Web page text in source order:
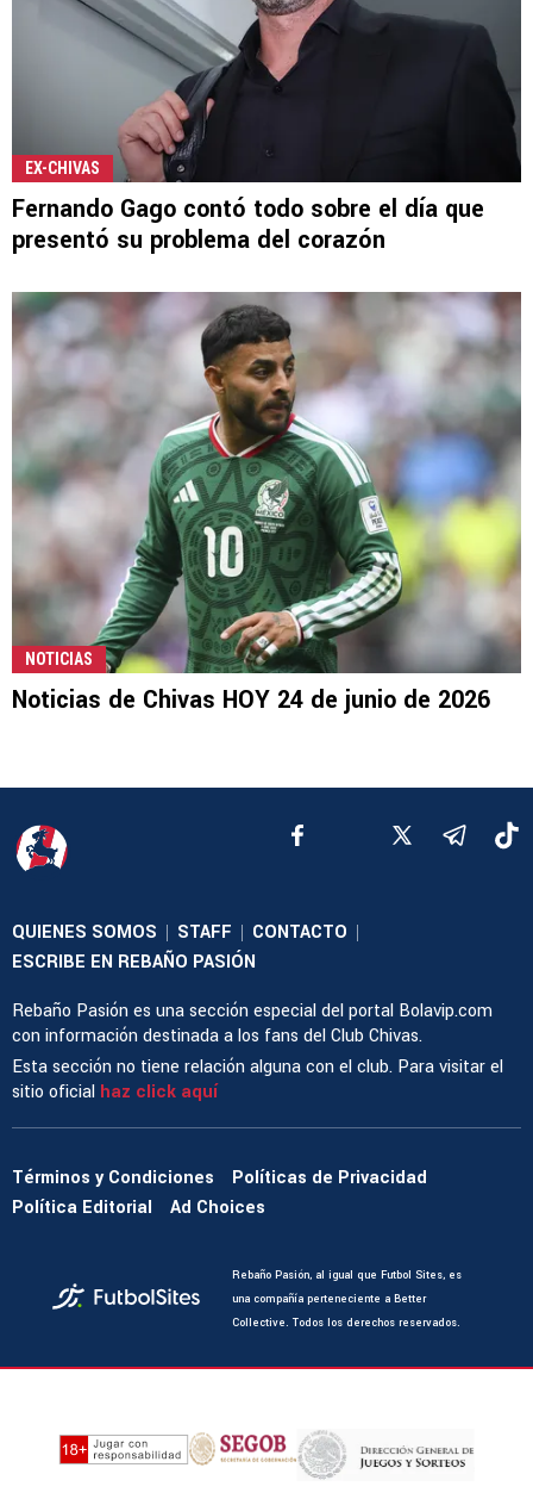
EX-CHIVAS
Fernando Gago contó todo sobre el día que
presentó su problema del corazón
NOTICIAS
Noticias de Chivas HOY 24 de junio de 2026
QUIENES SOMOS | STAFF | CONTACTO |
ESCRIBE EN REBAÑO PASIÓN
Rebaño Pasión es una sección especial del portal Bolavip.com
con información destinada a los fans del Club Chivas.
Esta sección no tiene relación alguna con el club. Para visitar el
sitio oficial haz click aquí
Términos y Condiciones
Políticas de Privacidad
Política Editorial
Ad Choices
Rebaño Pasión, al igual que Futbol Sites, es
una compañía perteneciente a Better
Collective. Todos los derechos reservados.